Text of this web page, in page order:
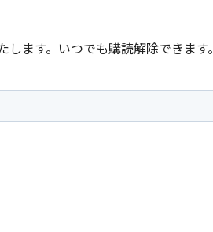
ます。いつでも購読解除できます。